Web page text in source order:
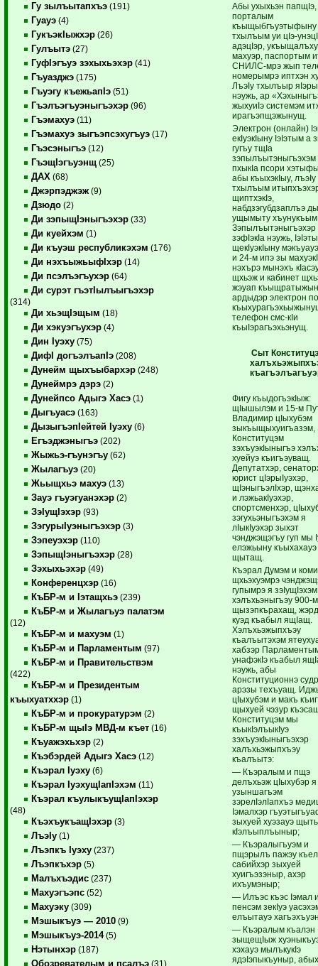
Гу зылъытапхъэ (191)
Гуауэ (4)
ГукъэкIыжхэр (26)
Гулъытэ (27)
ГуфIэгъуэ зэхыхьэхэр (41)
Гъуазджэ (175)
Гъуэгу къежьапIэ (51)
Гъэлъэгъуэныгъэхэр (96)
Гъэмахуэ (11)
Гъэмахуэ зыгъэпсэхугъуэ (17)
Гъэсэныгъэ (12)
ГъэщIэгъуэнщ (25)
ДАХ (68)
Джэрпэджэж (9)
Дзюдо (2)
Ди зэпыщIэныгъэхэр (33)
Ди куейхэм (1)
Ди къуэш республикэхэм (176)
Ди нэхъыжьыфIхэр (14)
Ди псэлъэгъухэр (64)
Ди сурэт гъэтIылъыгъэхэр
(314)
Ди хьэщIэщым (18)
Ди хэкуэгъухэр (4)
Дин Iуэху (75)
ДифI догъэлъапIэ (208)
Дунейм щыхъыбархэр (248)
Дунеймрэ дэрэ (2)
Дунейпсо Адыгэ Хасэ (1)
Дыгъуасэ (163)
ДызыгъэпIейтей Iуэху (6)
Егъэджэныгъэ (202)
Жыжьэ-гъунэгъу (62)
Жылагъуэ (20)
Жьыщхьэ махуэ (13)
Зауэ гъуэгуанэхэр (2)
ЗэIущIэхэр (93)
ЗэгурыIуэныгъэхэр (3)
Зэпеуэхэр (110)
ЗэпыщIэныгъэхэр (28)
Зэхыхьэхэр (49)
Конференцхэр (16)
КъБР-м и Iэтащхьэ (239)
КъБР-м и Жылагъуэ палатэм
(12)
КъБР-м и махуэм (1)
КъБР-м и Парламентым (97)
КъБР-м и Правительствэм
(422)
КъБР-м и Президентым
къыхуатххэр (1)
КъБР-м и прокуратурэм (2)
КъБР-м щыIэ МВД-м къет (16)
Къуажэхьхэр (2)
Къэбэрдей Адыгэ Хасэ (12)
Къэрал Iуэху (6)
Къэрал IуэхущIапIэхэм (11)
Къэрал къулыкъущIапIэхэр
(48)
КъэхъукъащIэхэр (3)
ЛъэIу (1)
Лъэпкъ Iуэху (237)
Лъэпкъхэр (5)
Малъхъэдис (237)
Махуэгъэпс (52)
Махуэку (309)
Мэшыкъуэ — 2010 (9)
Мэшыкъуэ-2014(5)
Нэтынхэр (187)
Обозревателым и псалъэ (31)
Абы ухыхьэн
порталым
къыщыбгъуэтыфыну
тхылъым уи цIэ-
адэцIэр,
махуэр, паспортым
СНИЛС-мрэ жып
номерымрэ иптхэн
ЛъэIу тхылъыр
нэужь, ар
жыхуиIэ системэм
ирагъэпщэжынущ.
Электрон (онлайн)
екIуэкIыну IэIэтым а
гугъу тщIа
зэпылъытэныгъэхэм
пхыкIа псори
абы къыхэкIыу, лъэIу
тхылъым
щиптхэкIэ,
набдзэгубдзаплъэ
ущымыту
Зэпылъытэныгъэхэр
зэфIэкIа нэужь,
щекIуэкIыну
и 24-м ипэ зы
нэхърэ мынэхъ
щхьэж и кабинет
жэуап
ардыдэр электрон
телефон смс-кIи
къыIэрагъэхьэнущ.
Сыт
Фигу къыдогъэкIыж:
щIышылэм и 15-м
Владимир цIыхубэм
зыкъыщыхуигъазэм,
Конституцэм
зэхъуэкIыныгъэ
хуейуэ къигъэуващ.
Депутатхэр,
юрист цIэрыIуэхэр,
щIэныгъэлIхэр,
и лэжьакIуэхэр,
спортсменхэр,
зэгухьэныгъэхэм я
лIыкIуэхэр зыхэт
чэнджэщэгъу гуп мы
елэжьыну къыхахауэ
щытащ.
Къэрал Думэм и
щхьэхуэмрэ
гупымрэ я зэIущIэхэм
хэлъхьэныгъэу 900-
щызэпкърахащ,
куэд къабыл ящIащ.
Хэлъхьэжыпхъэу
къалъытэхэм
хабзэр
унафэкIэ къабыл
нэужь, абы
Конституционнэ
арэзы техъуащ.
цIыхубэм и макъ
щыхуей чэзур
Конституцэм мы
къыкIэлъыкIуэ
зэхъуэкIыныгъэхэр
халъхьэжыпхъэу
къалъытэ:
— Къэралым и пщэ
делъхьэж цIыхубэр я
узыншагъэм
зэрелIэлIапхъэ
Iэмалхэр
зыхуей хуэзауэ
кIэлъыплъыныр;
— Къэралыгъуэм и
пщэрылъ пажэу
сабийхэр зыхуей
хуигъэзэныр, ахэр
ихъумэныр;
— Илъэс къэс Iэмал
пенсэм зекIуэ
елъытауэ
— Къэралым къалэн
зыщещIыж
хэхауэ мылъкукIэ
ядэIэпыкъуныр,